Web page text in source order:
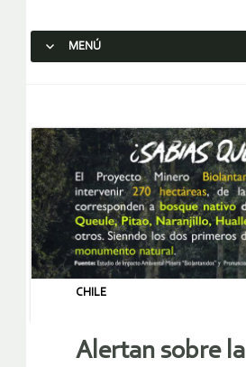
MENÚ
CHILE
Alertan sobre la